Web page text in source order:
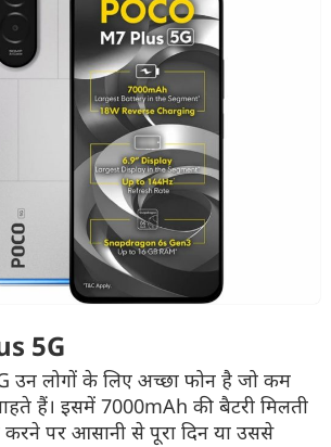
5G
उन लोगों के लिए अच्छा फोन है जो कम
हैं। इसमें 7000mAh की बैटरी मिलती
करने पर आसानी से पूरा दिन या उससे